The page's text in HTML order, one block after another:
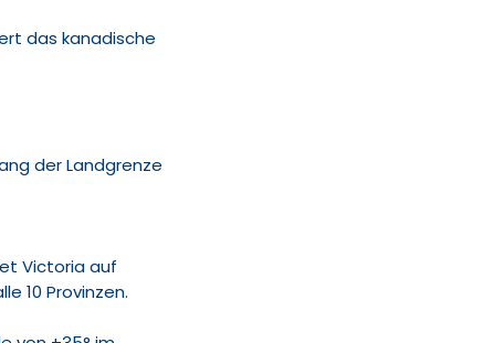
das kanadische
der Landgrenze
Victoria auf
10 Provinzen.